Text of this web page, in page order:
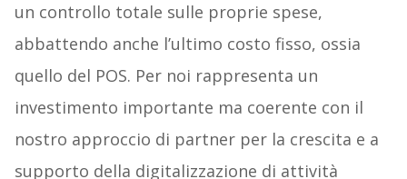
un controllo totale sulle proprie spese,
abbattendo anche l’ultimo costo fisso, ossia
quello del POS. Per noi rappresenta un
investimento importante ma coerente con il
nostro approccio di partner per la crescita e a
supporto della digitalizzazione di attività